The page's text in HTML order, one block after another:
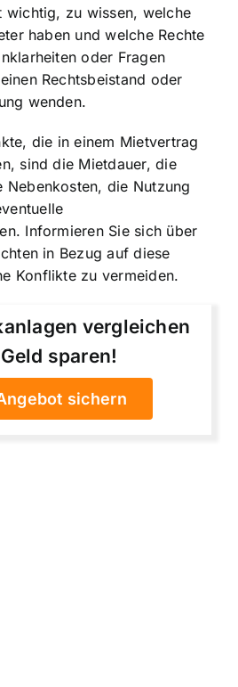
wichtig, zu wissen, welche
haben und welche Rechte
oder Fragen
Rechtsbeistand oder
wenden.
die in einem Mietvertrag
sind die Mietdauer, die
Nebenkosten, die Nutzung
Informieren Sie sich über
in Bezug auf diese
Konflikte zu vermeiden.
vergleichen
sparen!
sichern